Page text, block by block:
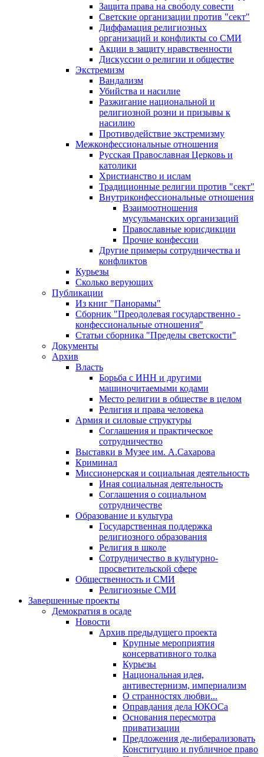
Защита права на свободу совести
Светские организации против "сект"
Диффамация религиозных
организаций и конфликты со СМИ
Акции в защиту нравственности
Дискуссии о религии и обществе
Экстремизм
Вандализм
Убийства и насилие
Разжигание национальной и
религиозной розни и призывы к
насилию
Противодействие экстремизму
Межконфессиональные отношения
Русская Православная Церковь и
католики
Христианство и ислам
Традиционные религии против "сект"
Внутриконфессиональные отношения
Взаимоотношения
мусульманских организаций
Православные юрисдикции
Прочие конфессии
Другие примеры сотрудничества и
конфликтов
Курьезы
Сколько верующих
Публикации
Из книг "Панорамы"
Сборник "Преодолевая государственно -
конфессиональные отношения"
Статьи сборника "Пределы светскости"
Документы
Архив
Власть
Борьба с ИНН и другими
машиночитаемыми кодами
Место религии в обществе в целом
Религия и права человека
Армия и силовые структуры
Соглашения и практическое
сотрудничество
Выставки в Музее им. А.Сахарова
Криминал
Миссионерская и социальная деятельность
Иная социальная деятельность
Соглашения о социальном
сотрудничестве
Образование и культура
Государственная поддержка
религиозного образования
Религия в школе
Сотрудничество в культурно-
просветительской сфере
Общественность и СМИ
Религиозные СМИ
Завершенные проекты
Демократия в осаде
Новости
Архив предыдущего проекта
Крупные мероприятия
консервативного толка
Курьезы
Национальная идея,
антивестернизм, империализм
О странностях любви...
Оправдания дела ЮКОСа
Основания пересмотра
приватизации
Предложения де-либерализовать
Конституцию и публичное право